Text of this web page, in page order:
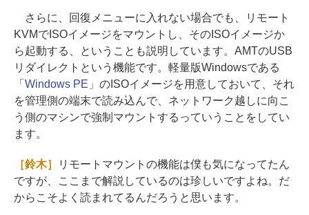
さらに、回復メニューに入れない場合でも、リモート
KVMでISOイメージをマウントし、そのISOイメージか
ら起動する、ということも説明しています。AMTのUSB
リダイレクトという機能です。軽量版Windowsである
「 Windows PE 」のISOイメージを用意しておいて、それ
を管理側の端末で読み込んで、ネットワーク越しに向こ
う側のマシンで強制マウントするっていうことをしてい
ます。
［鈴木］
リモートマウントの機能は僕も気になってたん
ですが、ここまで解説しているのは珍しいですよね。だ
からこそよく読まれてるんだろうと思います。